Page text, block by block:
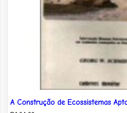
A Construção de Ecossistemas